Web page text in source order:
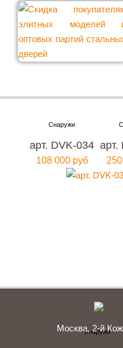
арт. DVK-034
108 000 руб
арт.
Хотите купить
с гарантией
Москва, 2-й